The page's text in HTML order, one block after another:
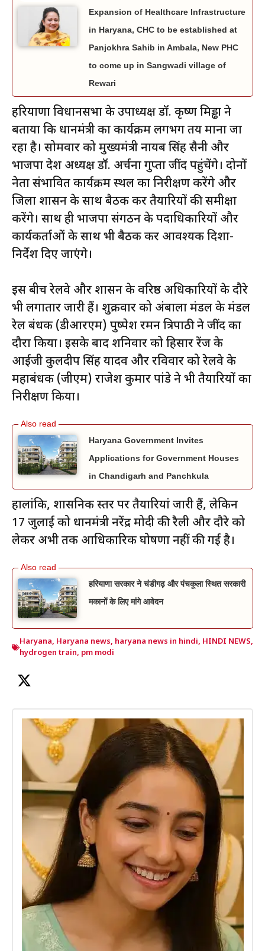
Expansion of Healthcare Infrastructure
in Haryana, CHC to be established at
Panjokhra Sahib in Ambala, New PHC
to come up in Sangwadi village of
Rewari
हरियाणा विधानसभा के उपाध्यक्ष डॉ. कृष्ण मिड्ढा ने
बताया कि प्रधानमंत्री का कार्यक्रम लगभग तय माना जा
रहा है। सोमवार को मुख्यमंत्री नायब सिंह सैनी और
भाजपा प्रदेश अध्यक्ष डॉ. अर्चना गुप्ता जींद पहुंचेंगे। दोनों
नेता संभावित कार्यक्रम स्थल का निरीक्षण करेंगे और
जिला प्रशासन के साथ बैठक कर तैयारियों की समीक्षा
करेंगे। साथ ही भाजपा संगठन के पदाधिकारियों और
कार्यकर्ताओं के साथ भी बैठक कर आवश्यक दिशा-
निर्देश दिए जाएंगे।
इस बीच रेलवे और प्रशासन के वरिष्ठ अधिकारियों के दौरे
भी लगातार जारी हैं। शुक्रवार को अंबाला मंडल के मंडल
रेल प्रबंधक (डीआरएम) पुष्पेश रमन त्रिपाठी ने जींद का
दौरा किया। इसके बाद शनिवार को हिसार रेंज के
आईजी कुलदीप सिंह यादव और रविवार को रेलवे के
महाप्रबंधक (जीएम) राजेश कुमार पांडे ने भी तैयारियों का
निरीक्षण किया।
Haryana Government Invites
Applications for Government Houses
in Chandigarh and Panchkula
हालांकि, प्रशासनिक स्तर पर तैयारियां जारी हैं, लेकिन
17 जुलाई को प्रधानमंत्री नरेंद्र मोदी की रैली और दौरे को
लेकर अभी तक आधिकारिक घोषणा नहीं की गई है।
हरियाणा सरकार ने चंडीगढ़ और पंचकूला स्थित सरकारी
मकानों के लिए मांगे आवेदन
Haryana, Haryana news, haryana news in hindi, HINDI NEWS,
hydrogen train, pm modi